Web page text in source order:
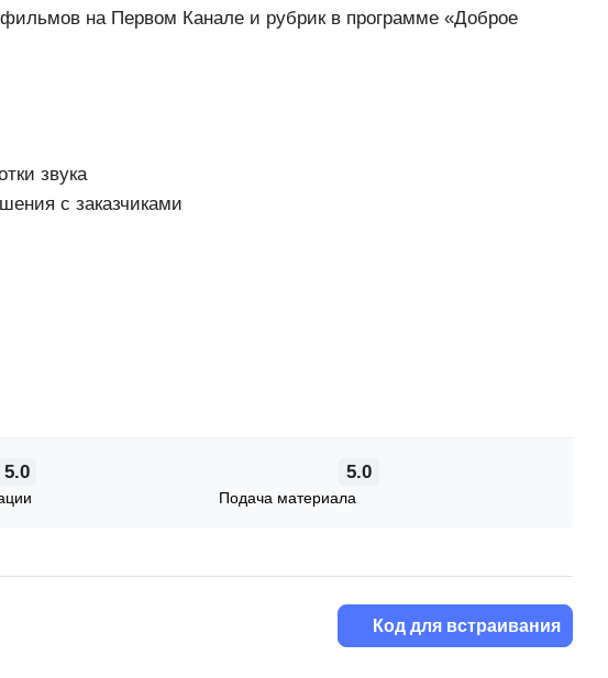
на Первом Канале и рубрик в программе «Доброе
звука
с заказчиками
5.0 5.0
Подача материала
Код для встраивания